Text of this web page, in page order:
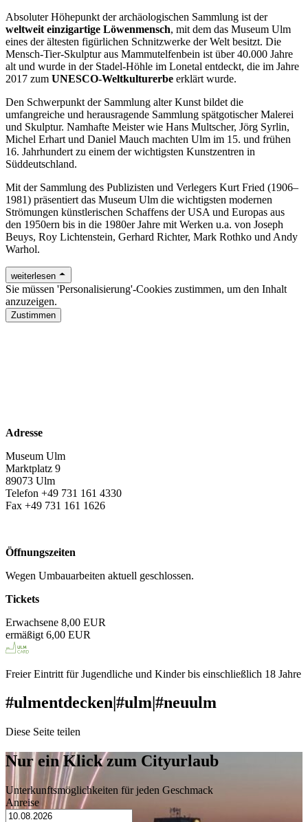
Absoluter Höhepunkt der archäologischen Sammlung ist der
weltweit einzigartige Löwenmensch, mit dem das Museum Ulm
eines der ältesten figürlichen Schnitzwerke der Welt besitzt. Die
Mensch-Tier-Skulptur aus Mammutelfenbein ist über 40.000 Jahre
alt und wurde in der Stadel-Höhle im Lonetal entdeckt, die im Jahre
2017 zum UNESCO-Weltkulturerbe erklärt wurde.
Den Schwerpunkt der Sammlung alter Kunst bildet die
umfangreiche und herausragende Sammlung spätgotischer Malerei
und Skulptur. Namhafte Meister wie Hans Multscher, Jörg Syrlin,
Michel Erhart und Daniel Mauch machten Ulm im 15. und frühen
16. Jahrhundert zu einem der wichtigsten Kunstzentren in
Süddeutschland.
Mit der Sammlung des Publizisten und Verlegers Kurt Fried (1906–
1981) präsentiert das Museum Ulm die wichtigsten modernen
Strömungen künstlerischen Schaffens der USA und Europas aus
den 1950ern bis in die 1980er Jahre mit Werken u.a. von Joseph
Beuys, Roy Lichtenstein, Gerhard Richter, Mark Rothko und Andy
Warhol.
weiterlesen
Sie müssen 'Personalisierung'-Cookies zustimmen, um den Inhalt
anzuzeigen.
Zustimmen
Adresse
Museum Ulm
Marktplatz 9
89073 Ulm
Telefon +49 731 161 4330
Fax +49 731 161 1626
Öffnungszeiten
Wegen Umbauarbeiten aktuell geschlossen.
Tickets
Erwachsene 8,00 EUR
ermäßigt 6,00 EUR
Freier Eintritt für Jugendliche und Kinder bis einschließlich 18 Jahre
#ulmentdecken#ulm#neuulm
Diese Seite teilen
Nur ein Klick zum Cityurlaub
Unterkunftsmöglichkeiten für jeden Geschmack
Anreise